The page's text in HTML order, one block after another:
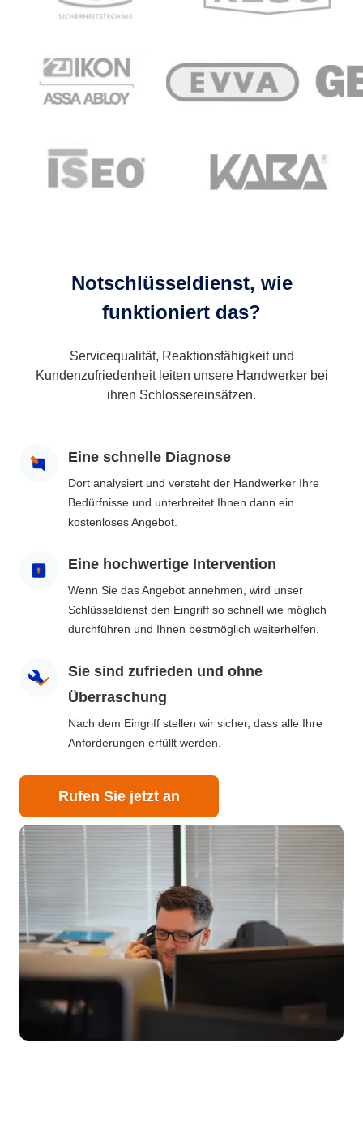
Notschlüsseldienst, wie
funktioniert das?
Servicequalität, Reaktionsfähigkeit und
Kundenzufriedenheit leiten unsere Handwerker bei
ihren Schlossereinsätzen.
Eine schnelle Diagnose
Dort analysiert und versteht der Handwerker Ihre
Bedürfnisse und unterbreitet Ihnen dann ein
kostenloses Angebot.
Eine hochwertige Intervention
Wenn Sie das Angebot annehmen, wird unser
Schlüsseldienst den Eingriff so schnell wie möglich
durchführen und Ihnen bestmöglich weiterhelfen.
Sie sind zufrieden und ohne
Überraschung
Nach dem Eingriff stellen wir sicher, dass alle Ihre
Anforderungen erfüllt werden.
Rufen Sie jetzt an